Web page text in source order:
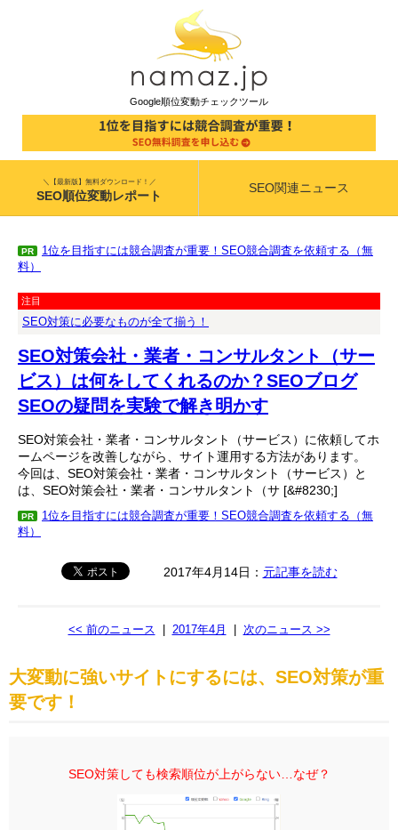
Google順位変動チェックツール
＼【最新版】無料ダウンロード！／
SEO順位変動レポート
SEO関連ニュース
PR
1位を目指すには競合調査が重要！SEO競合調査を依頼する（無
料）
注目
SEO対策に必要なものが全て揃う！
SEO対策会社・業者・コンサルタント（サー
ビス）は何をしてくれるのか？SEOブログ
SEOの疑問を実験で解き明かす
SEO対策会社・業者・コンサルタント（サービス）に依頼してホ
ームページを改善しながら、サイト運用する方法があります。
今回は、SEO対策会社・業者・コンサルタント（サービス）と
は、SEO対策会社・業者・コンサルタント（サ [&#8230;]
PR
1位を目指すには競合調査が重要！SEO競合調査を依頼する（無
料）
2017年4月14日： 元記事を読む
<< 前のニュース 2017年4月 次のニュース >>
大変動に強いサイトにするには、SEO対策が重
要です！
SEO対策しても検索順位が上がらない…なぜ？